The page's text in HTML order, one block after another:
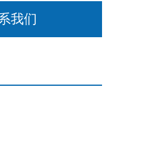
我们